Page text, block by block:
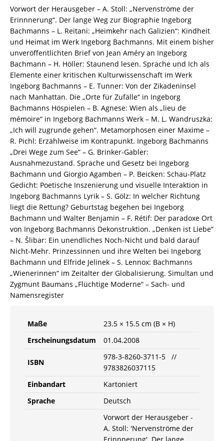
9783826037115
/
978-
3-
8260-
3711-
5
/
978-
3-
82-
603711-
5
Menge
Vorwort der Herausgeber – A. Stoll: „Nervenströme der
Erinnnerung“. Der lange Weg zur Biographie Ingeborg
Bachmanns – L. Reitani: „Heimkehr nach Galizien“: Kindheit
und Heimat im Werk Ingeborg Bachmanns. Mit einem bisher
unveröffentlichten Brief von Jean Améry an Ingeborg
Bachmann – H. Höller: Staunend lesen. Sprache und Ich als
Elemente einer kritischen Kulturwissenschaft im Werk
Ingeborg Bachmanns – E. Tunner: Von der Zikadeninsel
nach Manhattan. Die „Orte für Zufälle“ in Ingeborg
Bachmanns Höspielen – B. Agnese: Wien als „lieu de
mémoire“ in Ingeborg Bachmanns Werk – M. L. Wandruszka:
„Ich will zugrunde gehen“. Metamorphosen einer Maxime –
R. Pichl: Erzählweise im Kontrapunkt. Ingeborg Bachmanns
„Drei Wege zum See“ – G. Brinker-Gabler:
Ausnahmezustand. Sprache und Gesetz bei Ingeborg
Bachmann und Giorgio Agamben – P. Beicken: Schau-Platz
Gedicht: Poetische Inszenierung und visuelle Interaktion in
Ingeborg Bachmanns Lyrik – S. Gölz: In welcher Richtung
liegt die Rettung? Geburtstag begehen bei Ingeborg
Bachmann und Walter Benjamin – F. Rétif: Der paradoxe Ort
von Ingeborg Bachmanns Dekonstruktion. „Denken ist Liebe“
– N. Šlibar: Ein unendliches Noch-Nicht und bald darauf
Nicht-Mehr. Prinzessinnen und ihre Welten bei Ingeborg
Bachmann und Elfride Jelinek – S. Lennox: Bachmanns
„Wienerinnen“ im Zeitalter der Globalisierung. Simultan und
Zygmunt Baumans „Flüchtige Moderne“ – Sach- und
Namensregister
Maße
23.5 × 15.5 cm (B × H)
Erscheinungsdatum
01.04.2008
ISBN
978-3-8260-3711-5 //
9783826037115
Einbandart
Kartoniert
Sprache
Deutsch
Vorwort der Herausgeber -
A. Stoll: 'Nervenströme der